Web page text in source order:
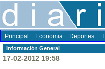
Principal Economia Deportes
Información General
17-02-2012 19:58